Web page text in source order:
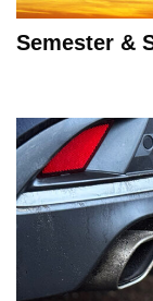
Semester &